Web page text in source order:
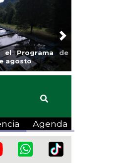
Vive el Verano
actividades
Next
Agenda